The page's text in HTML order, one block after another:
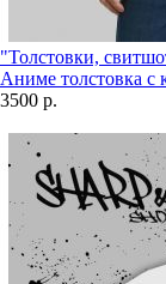
"Толстовки,
Аниме толстовка с
3500 р.